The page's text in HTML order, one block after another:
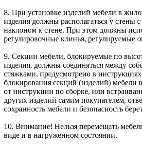
8. При установке изделий мебели в
изделия должны располагаться у стены
наклоном к стене. При этом должны
регулировочные клинья, регулируемые
9. Секции мебели, блокируемые по
изделия, должны соединяться между
стяжками, предусмотрено в
блокирования секций (изделий) мебели
от инструкции по сборке, или
других изделий самим покупателем,
сохранность мебели и безопасность
10. Внимание! Нельзя перемещать
виде и в нагруженном состоянии.